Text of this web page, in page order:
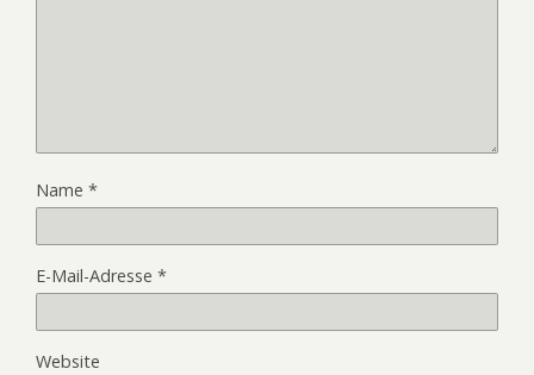
Name *
E-Mail-Adresse *
Website